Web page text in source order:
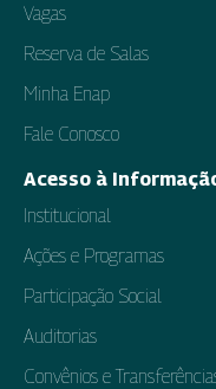
Vagas
Reserva de Salas
Minha Enap
Fale Conosco
Acesso à
Institucional
Ações e Programas
Participação Social
Auditorias
Convênios e